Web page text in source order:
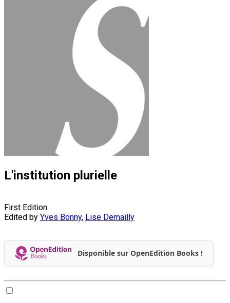
L'institution plurielle
First Edition
Edited by Yves Bonny, Lise Demailly
Disponible sur OpenEdition Books !